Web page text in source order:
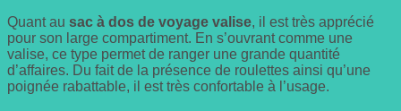
Quant au sac à dos de voyage valise, il est très apprécié
pour son large compartiment. En s’ouvrant comme une
valise, ce type permet de ranger une grande quantité
d’affaires. Du fait de la présence de roulettes ainsi qu’une
poignée rabattable, il est très confortable à l’usage.